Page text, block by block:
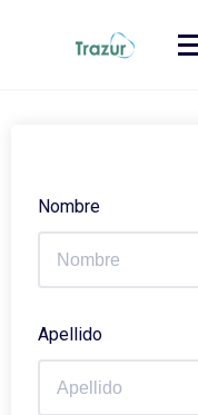
Nombre
Apellido